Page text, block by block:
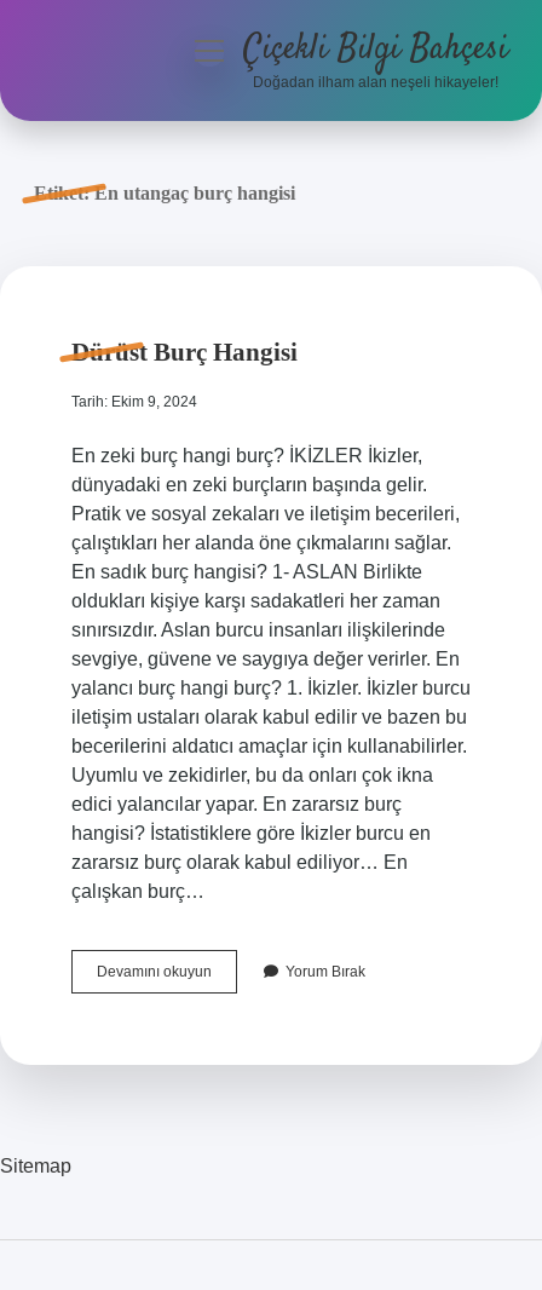
Anasayfa
menüyüÇiçekli Bilgi Bahçesi
Doğadan ilham alan neşeli hikayeler!
Etiket:En utangaç burç hangisi
Dürüst Burç Hangisi
Tarih: Ekim 9, 2024
En zeki burç hangi burç? İKİZLER İkizler,
dünyadaki en zeki burçların başında gelir.
Pratik ve sosyal zekaları ve iletişim becerileri,
çalıştıkları her alanda öne çıkmalarını sağlar.
En sadık burç hangisi? 1- ASLAN Birlikte
oldukları kişiye karşı sadakatleri her zaman
sınırsızdır. Aslan burcu insanları ilişkilerinde
sevgiye, güvene ve saygıya değer verirler. En
yalancı burç hangi burç? 1. İkizler. İkizler burcu
iletişim ustaları olarak kabul edilir ve bazen bu
becerilerini aldatıcı amaçlar için kullanabilirler.
Uyumlu ve zekidirler, bu da onları çok ikna
edici yalancılar yapar. En zararsız burç
hangisi? İstatistiklere göre İkizler burcu en
zararsız burç olarak kabul ediliyor… En
çalışkan burç…
Devamını okuyunDürüst
Burç
Yorum Bırak
Sitemap